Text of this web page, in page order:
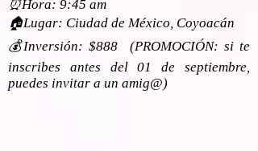
⏰Hora: 9:45 am
🏠Lugar: Ciudad de México, Coyoacán
💰Inversión: $888 (PROMOCIÓN: si te
inscribes antes del 01 de septiembre,
puedes invitar a un amig@)